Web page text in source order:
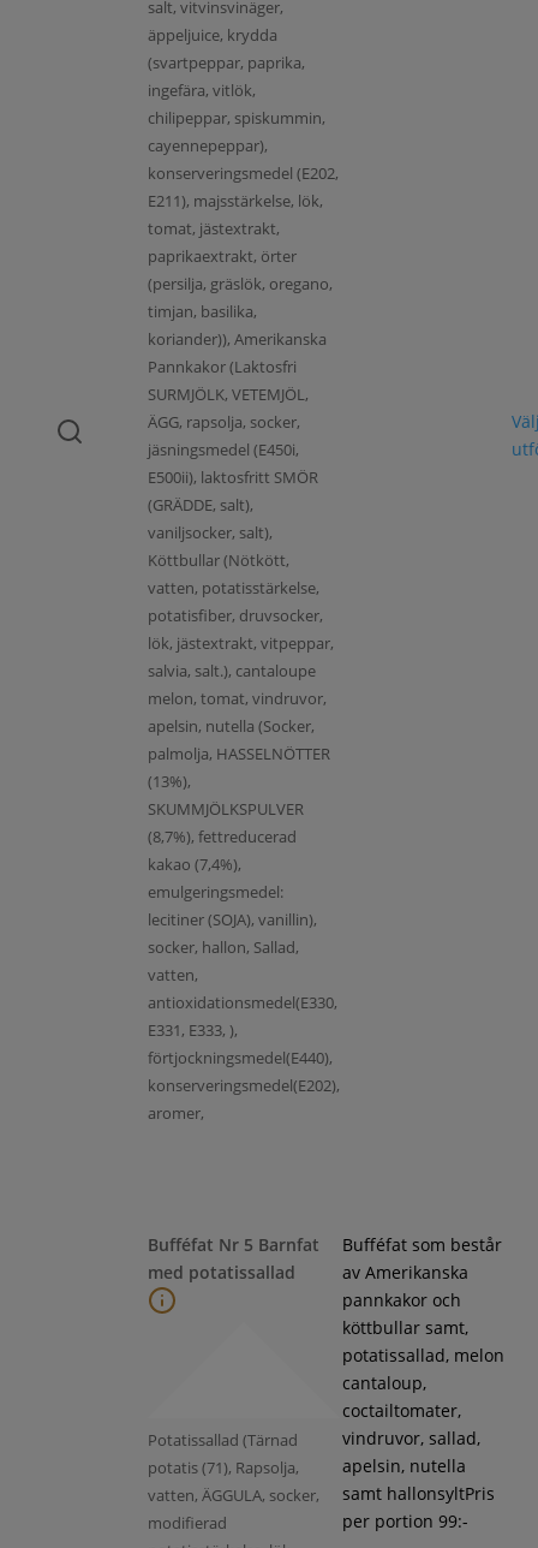
salt, vitvinsvinäger,
äppeljuice, krydda
(svartpeppar, paprika,
ingefära, vitlök,
chilipeppar, spiskummin,
cayennepeppar),
konserveringsmedel (E202,
E211), majsstärkelse, lök,
tomat, jästextrakt,
paprikaextrakt, örter
(persilja, gräslök, oregano,
timjan, basilika,
koriander)), Amerikanska
Pannkakor (Laktosfri
SURMJÖLK, VETEMJÖL,
ÄGG, rapsolja, socker,
jäsningsmedel (E450i,
E500ii), laktosfritt SMÖR
(GRÄDDE, salt),
vaniljsocker, salt),
Köttbullar (Nötkött,
vatten, potatisstärkelse,
potatisfiber, druvsocker,
lök, jästextrakt, vitpeppar,
salvia, salt.), cantaloupe
melon, tomat, vindruvor,
apelsin, nutella (Socker,
palmolja, HASSELNÖTTER
(13%),
SKUMMJÖLKSPULVER
(8,7%), fettreducerad
kakao (7,4%),
emulgeringsmedel:
lecitiner (SOJA), vanillin),
socker, hallon, Sallad,
vatten,
antioxidationsmedel(E330,
E331, E333, ),
förtjockningsmedel(E440),
konserveringsmedel(E202),
aromer,
Bufféfat Nr 5 Barnfat
med potatissallad
Potatissallad (Tärnad
potatis (71), Rapsolja,
vatten, ÄGGULA, socker,
modifierad
Bufféfat som består
av Amerikanska
pannkakor och
köttbullar samt,
potatissallad, melon
cantaloup,
coctailtomater,
vindruvor, sallad,
apelsin, nutella
samt hallonsyltPris
per portion 99:-